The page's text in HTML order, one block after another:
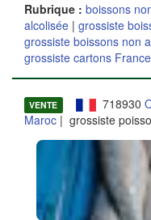
Rubrique : boissons
alcolisée | grossiste
grossiste boissons non
grossiste cartons France
VENTE 718930
Maroc | grossiste